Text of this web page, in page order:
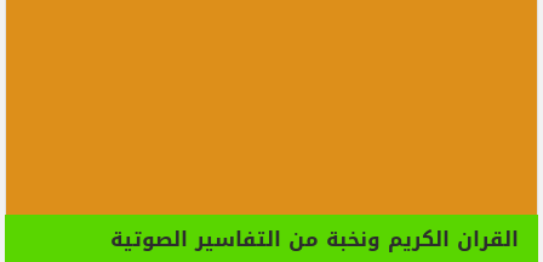
القران الكريم ونخبة من التفاسير الصوتية